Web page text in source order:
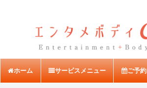
ホーム サービスメニュー ご予約